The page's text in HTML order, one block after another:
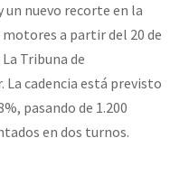
un nuevo recorte en la
a partir del 20 de
Tribuna de
cadencia está previsto
pasando de 1.200
en dos turnos.